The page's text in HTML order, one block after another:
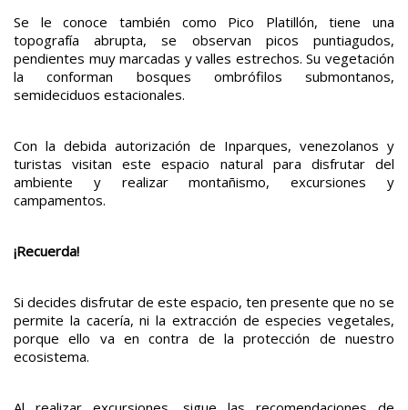
Se le conoce también como Pico Platillón, tiene una
topografía abrupta, se observan picos puntiagudos,
pendientes muy marcadas y valles estrechos. Su vegetación
la conforman bosques ombrófilos submontanos,
semideciduos estacionales.
Con la debida autorización de Inparques, venezolanos y
turistas visitan este espacio natural para disfrutar del
ambiente y realizar montañismo, excursiones y
campamentos.
¡Recuerda!
Si decides disfrutar de este espacio, ten presente que no se
permite la cacería, ni la extracción de especies vegetales,
porque ello va en contra de la protección de nuestro
ecosistema.